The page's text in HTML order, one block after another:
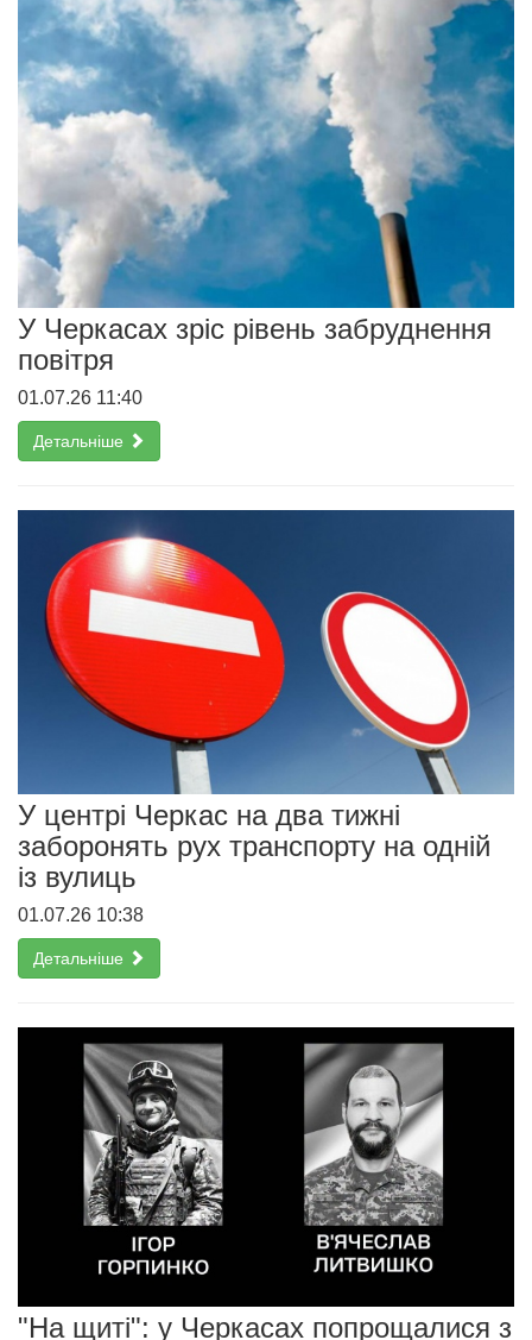
У Черкасах зріс рівень забруднення
повітря
01.07.26 11:40
Детальніше
У центрі Черкас на два тижні
заборонять рух транспорту на одній
із вулиць
01.07.26 10:38
Детальніше
"На щиті": у Черкасах попрощалися з